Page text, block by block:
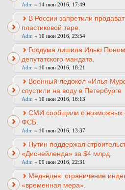
Adm » 14 июн 2016, 17:49
В России запретили
пластиковой таре.
Adm » 10 июн 2016, 23:54
Госдума лишила Илью
депутатского мандата.
Adm » 10 июн 2016, 18:21
Военный ледокол «Илья
спустили на воду в Петербурге
Adm » 10 июн 2016, 16:13
СМИ сообщили о возможных
ФСБ.
Adm » 10 июн 2016, 13:37
Путин поддержал
«Диснейленда» за $4 млрд.
Adm » 09 июн 2016, 22:31
Медведев: ограничение
«временная мера».